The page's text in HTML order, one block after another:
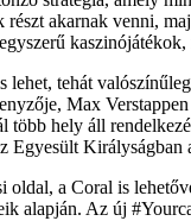
részt akarnak venni,
lehet, tehát
Max
több hely áll
Egyesült Királyságban
oldal, a Coral is
alapján. Az új